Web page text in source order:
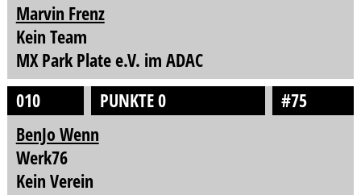
Marvin Frenz
Kein Team
MX Park Plate e.V. im ADAC
010
PUNKTE 0
#75
BenJo Wenn
Werk76
Kein Verein